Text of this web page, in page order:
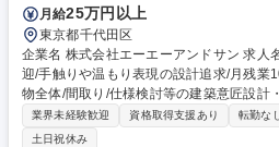
月給25万円以上
東京都千代田区
企業名 株式会社エーエーアンドサン 求人名 【神田/意匠設計】ベテラン歓
迎/手触りや温もり表現の設計追求/月残業10～25H 仕事の内
物全体/間取り/仕様検討等の建築意匠設計
理）【対象】民間事業・大手デベロッパ
ンション・ホテル・オフィスビル・商業施設など 【採用背景】
業界未経験歓迎 資格取得支援あり 転勤なし
土日祝休み